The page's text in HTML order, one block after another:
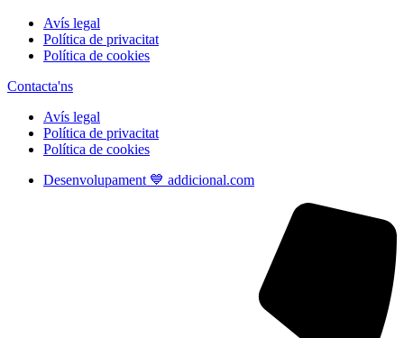
Avís legal
Política de privacitat
Política de cookies
Contacta'ns
Avís legal
Política de privacitat
Política de cookies
Desenvolupament 💙 addicional.com